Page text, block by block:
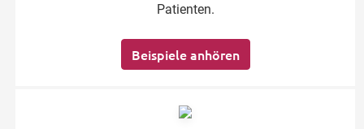
Patienten.
Beispiele anhören